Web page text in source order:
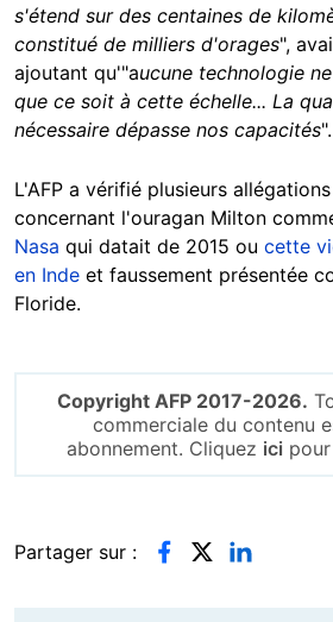
s'étend sur des centaines de
constitué de milliers d'orages",
ajoutant qu'"aucune technologie
que ce soit à cette échelle... La
nécessaire dépasse nos capacités".
L'AFP a vérifié plusieurs
concernant l'ouragan Milton
Nasa qui datait de 2015 ou cette
en Inde et faussement présentée
Floride.
Copyright AFP 2017-2026.
commerciale du contenu
abonnement. Cliquez ici
Partager sur :